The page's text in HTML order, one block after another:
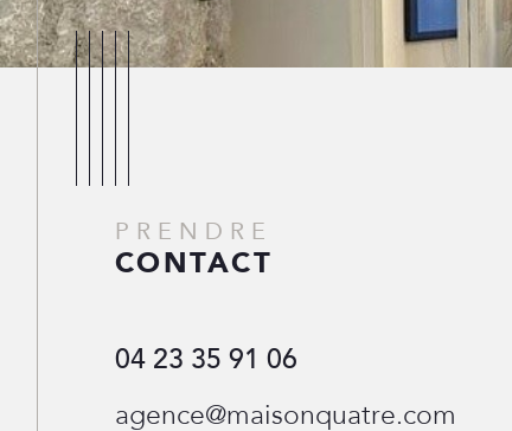
PRENDRE
CONTACT
04 23 35 91 06
agence@maisonquatre.com